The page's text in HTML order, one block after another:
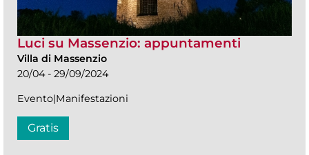
Luci su Massenzio: appuntamenti
Villa di Massenzio
20/04 - 29/09/2024
Evento|Manifestazioni
Gratis